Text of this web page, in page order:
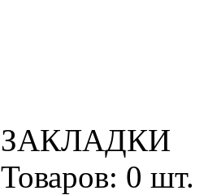
ЗАКЛАДКИ
Товаров: 0 шт.